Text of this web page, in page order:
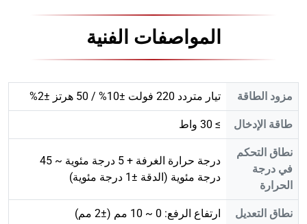
المواصفات الفنية
مزود الطاقة تيار متردد 220 فولت ±10% / 50 هرتز ±2%
طاقة الإدخال
نطاق التحكم
في درجة
الحرارة
درجة حرارة الغرفة + 5 درجة مئوية ~ 45
درجة مئوية (الدقة ±1 درجة مئوية)
نطاق التعديل ارتفاع الرفع: 0 ~ 10 مم (±2 مم)